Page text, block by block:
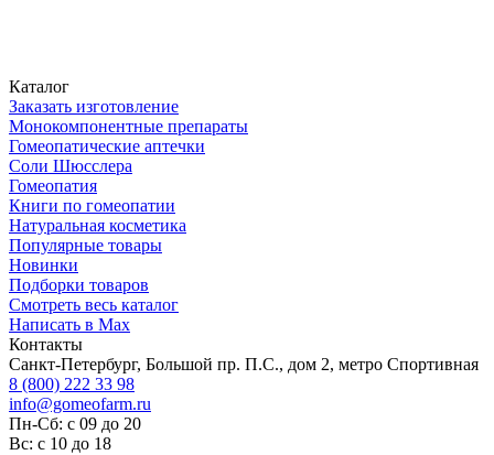
Каталог
Заказать изготовление
Монокомпонентные препараты
Гомеопатические аптечки
Соли Шюсслера
Гомеопатия
Книги по гомеопатии
Натуральная косметика
Популярные товары
Новинки
Подборки товаров
Смотреть весь каталог
Написать в Max
Контакты
Санкт-Петербург, Большой пр. П.С., дом 2, метро Спортивная
8 (800) 222 33 98
info@gomeofarm.ru
Пн-Сб: с 09 до 20
Вс: с 10 до 18